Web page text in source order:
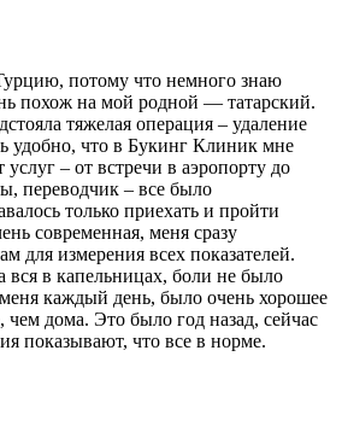
потому что немного знаю
похож на мой родной — татарский.
тяжелая операция – удаление
удобно, что в Букинг Клиник мне
– от встречи в аэропорту до
переводчик – все было
только приехать и пройти
современная, меня сразу
для измерения всех показателей.
вся в капельницах, боли не было
каждый день, было очень хорошее
чем дома. Это было год назад, сейчас
показывают, что все в норме.